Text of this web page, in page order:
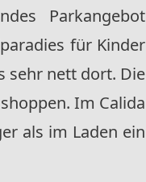
Parkangebot
für Kinder
sehr nett dort. Die
Im Calida
als im Laden ein